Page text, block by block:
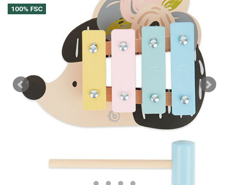
100% FSC